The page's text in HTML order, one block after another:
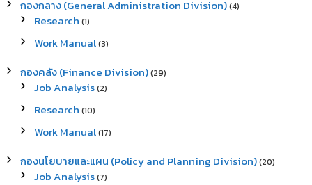
f
กองกลาง (General Administration Division)(4)
Research (1)
Work Manual(3)
กองคลัง (Finance Division)(29)
Job Analysis(2)
Research (10)
Work Manual(17)
กองนโยบายและแผน (Policy and Planning Division)(20)
Job Analysis(7)